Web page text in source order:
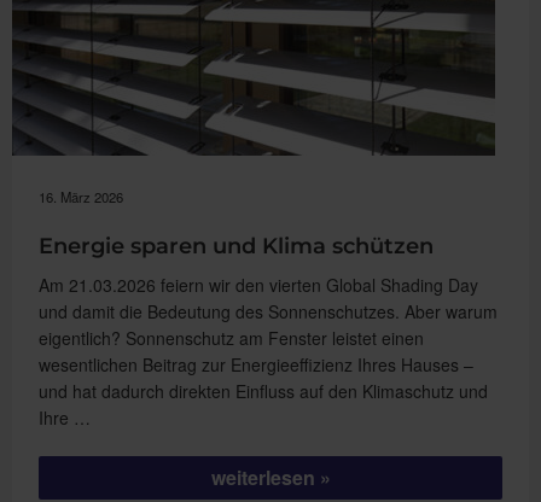
16. März 2026
Energie sparen und Klima schützen
Am 21.03.2026 feiern wir den vierten Global Shading Day
und damit die Bedeutung des Sonnenschutzes. Aber warum
eigentlich? Sonnenschutz am Fenster leistet einen
wesentlichen Beitrag zur Energieeffizienz Ihres Hauses –
und hat dadurch direkten Einfluss auf den Klimaschutz und
Ihre …
„Energie
sparen
weiterlesen